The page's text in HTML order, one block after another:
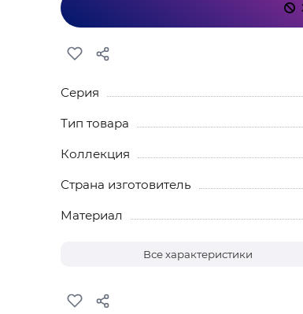
Серия
Тип товара
Коллекция
Страна изготовитель
Материал
Все характеристики